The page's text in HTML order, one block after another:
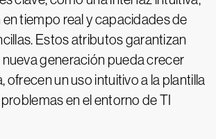
tiempo real y capacidades de
Estos atributos garantizan
nueva generación pueda crecer
ofrecen un uso intuitivo a la plantilla
en el entorno de TI